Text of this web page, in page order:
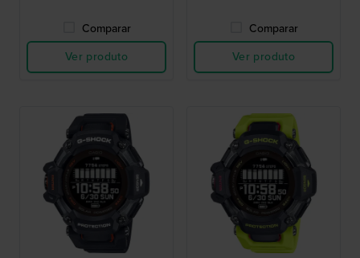
Comparar
Ver produto
Comparar
Ver produto